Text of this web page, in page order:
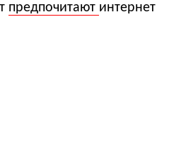
предпочитают интернет